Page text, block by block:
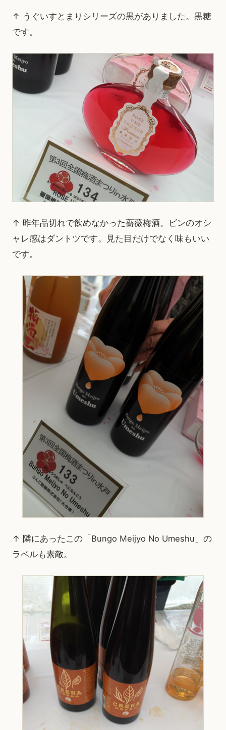
↑ うぐいすとまりシリーズの黒がありました。黒糖
です。
↑ 昨年品切れで飲めなかった薔薇梅酒。ビンのオシ
ャレ感はダントツです。見た目だけでなく味もいい
です。
↑ 隣にあったこの「Bungo Meijyo No Umeshu」の
ラベルも素敵。